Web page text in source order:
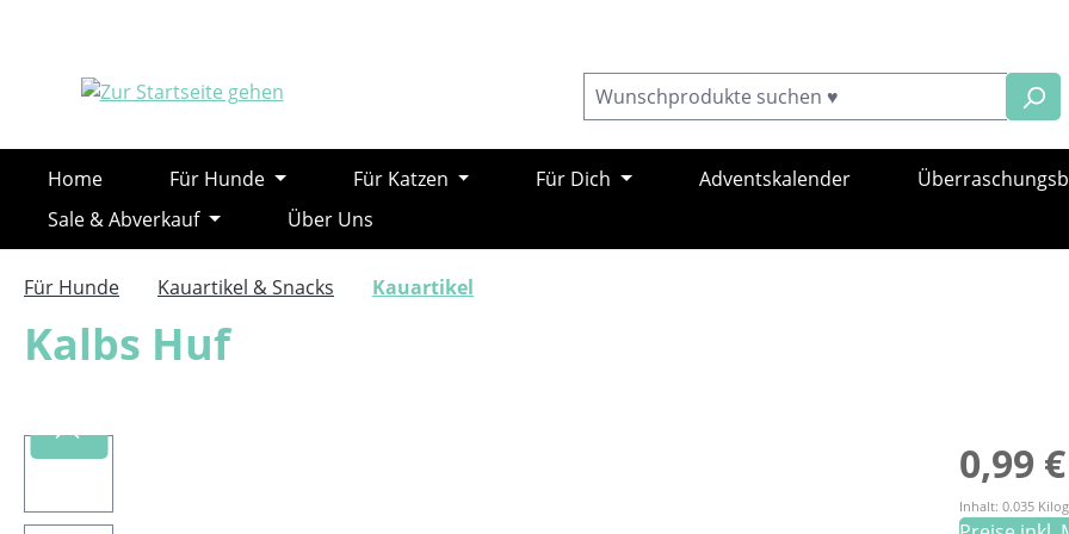
Home Für Hunde Für Katzen Für Dich Adventskalender
Sale & Abverkauf
Über Uns
Für Hunde Kauartikel & Snacks Kauartikel
Kalbs Huf
Bildergalerie überspringen Regulärer
0,99 €
Inhalt: 0.035